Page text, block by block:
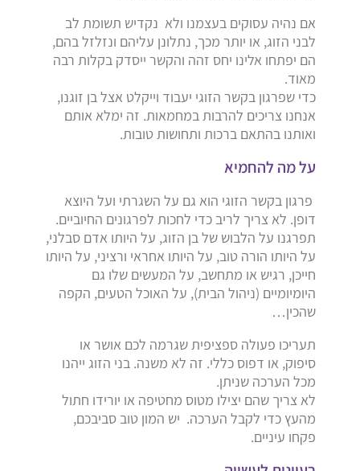
אם נהיה עסוקים בעצמנו ולא נקדיש תשומת לב
לבני הזוג, או יותר מכך, נתלונן עליהם ונזלזל בהם,
הם יפתחו אלינו יחס זהה והקשר ייסדק בקלות רבה
מאוד.
כדי שפרגון בקשר הזוגי יעבוד וייקלט אצל בן זוגנו,
אנחנו צריכים להרבות במחמאות. זה ימלא אותם
ואותנו בהתאם ברכות ותחושות טובות.
על מה להחמיא
פרגון בקשר הזוגי הוא גם על השגרתי ועל היוצא
דופן. לא צריך לריב כדי לחכות לפרגונים החיוביים.
תפרגנו על הלבוש של בן הזוג, על היותו אדם סבלני,
על היותו הורה טוב, על היותו אחראי ורציני, על היותו
חייכן, רגיש או מתחשב, על המעשים שלו גם
היומיומיים (ניהול הבית), על האוכל הטעים, הקפה
שהכין…
תעריכו פעולה ספציפית שגרמה לכם אושר או
סיפוק, או דפוס כללי. זה לא משנה. בני הזוג ייהנו
מכל הערכה שניתן.
לא צריך שהם יצילו מטוס מחטיפה או יורידו חתול
מהעץ כדי לקבל הערכה. יש המון טוב סביבכם,
פקחו עיניים.